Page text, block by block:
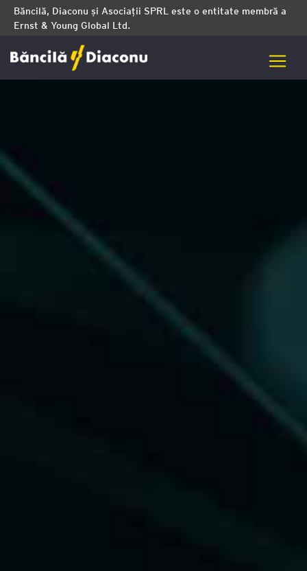
Băncilă, Diaconu și Asociații SPRL este o entitate membră a
Ernst & Young Global Ltd.